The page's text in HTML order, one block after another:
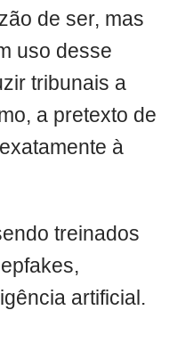
de ser, mas
uso desse
tribunais a
a pretexto de
à
treinados
artificial.